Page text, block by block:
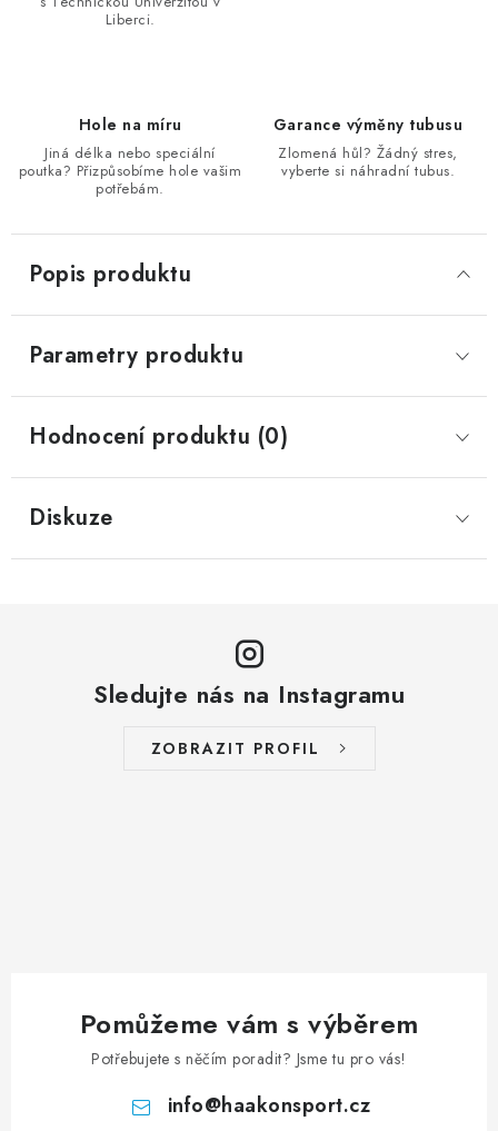
Liberci.
Hole na míru
Jiná délka nebo speciální
poutka? Přizpůsobíme hole vašim
potřebám.
Garance výměny tubusu
Zlomená hůl? Žádný stres,
vyberte si náhradní tubus.
Popis produktu
Parametry produktu
Hodnocení produktu (0)
Diskuze
Sledujte nás na Instagramu
ZOBRAZIT PROFIL
Pomůžeme vám s výběrem
Potřebujete s něčím poradit? Jsme tu pro vás!
info@haakonsport.cz